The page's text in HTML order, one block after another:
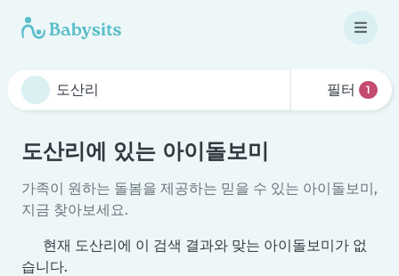
필터 1
도산리에 있는 아이돌보미
가족이 원하는 돌봄을 제공하는 믿을 수 있는 아이돌보미,
지금 찾아보세요.
현재 도산리에 이 검색 결과와 맞는 아이돌보미가 없
습니다.